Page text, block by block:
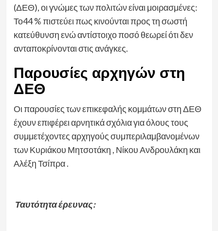
(ΔΕΘ), οι γνώμες των πολιτών είναι μοιρασμένες:
Το44 % πιστεύει πως κινούνται προς τη σωστή
κατεύθυνση ενώ αντίστοιχο ποσό θεωρεί ότι δεν
ανταποκρίνονται στις ανάγκες.
Παρουσίες αρχηγών στη
ΔΕΘ
Οι παρουσίες των επικεφαλής κομμάτων στη ΔΕΘ
έχουν επιφέρει αρνητικά σχόλια για όλους τους
συμμετέχοντες αρχηγούς συμπεριλαμβανομένων
των Κυριάκου Μητσοτάκη , Νίκου Ανδρουλάκη και
Αλέξη Τσίπρα .
Ταυτότητα έρευνας: